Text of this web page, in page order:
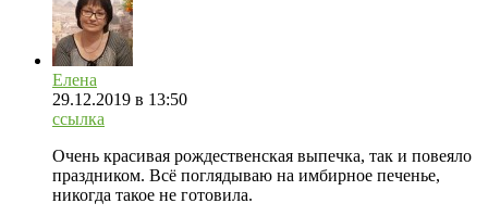
Елена
29.12.2019 в 13:50
ссылка
Очень красивая рождественская выпечка, так и повеяло
праздником. Всё поглядываю на имбирное печенье,
никогда такое не готовила.